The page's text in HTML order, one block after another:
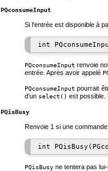
PQconsumeInput
Si l'entrée est disponible à
PQconsumeInput renvoie
entrée. Après avoir appelé
PQconsumeInput pourrait
d'un select() est possible.
PQisBusy
Renvoie 1 si une
PQisBusy ne tentera pas